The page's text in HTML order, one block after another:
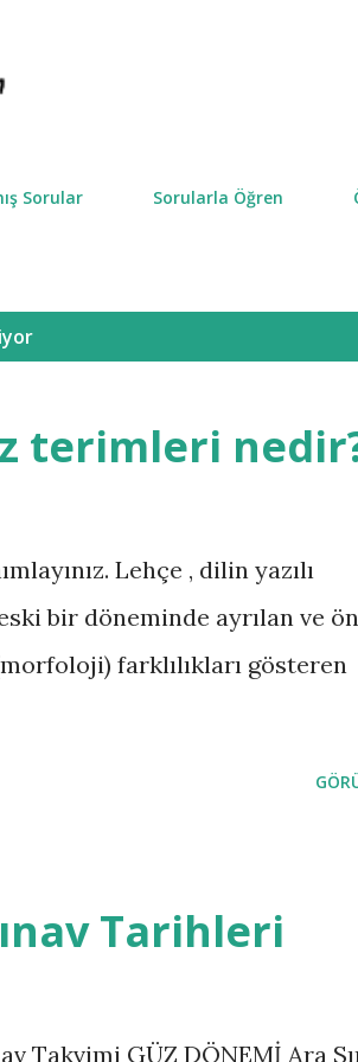
Sorular Sorularla Öğren
terimleri
Lehçe , dilin yazılı
bir döneminde ayrılan ve
farklılıkları gösteren
Tarihleri
Takvimi GÜZ DÖNEMİ Ara